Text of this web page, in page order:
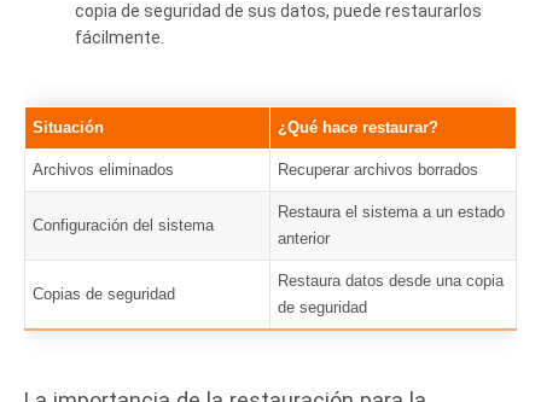
copia de seguridad de sus datos, puede restaurarlos
fácilmente.
Situación ¿Qué hace restaurar?
Archivos eliminados Recuperar archivos borrados
Configuración del sistema
Restaura el sistema a un estado
anterior
Copias de seguridad
Restaura datos desde una copia
de seguridad